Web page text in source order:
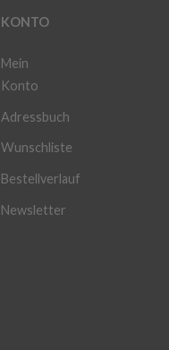
KONTO
Mein
Konto
Adressbuch
Wunschliste
Bestellverlauf
Newsletter